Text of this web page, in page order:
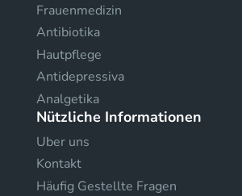
Frauenmedizin
Antibiotika
Hautpflege
Antidepressiva
Analgetika
Nützliche Informationen
Uber uns
Kontakt
Häufig Gestellte Fragen